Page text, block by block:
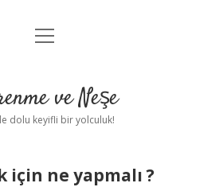
Anasayfa
Yasal Uyarı
menüyü
ve Neşe
dolu keyifli bir yolculuk!
için ne yapmalı ?